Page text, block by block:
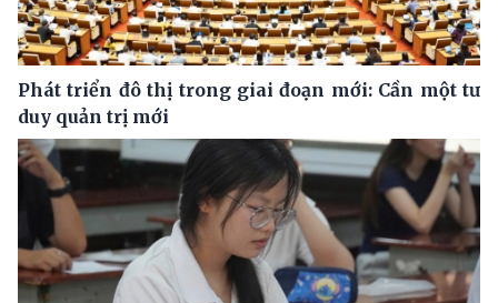
Phát triển đô thị trong giai đoạn mới: Cần một tư
duy quản trị mới